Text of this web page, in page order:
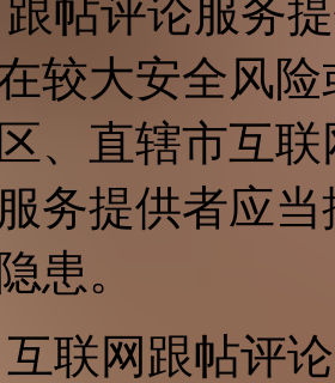
帖评论服务
较大安全风
、直辖市互
务提供者应
患。
联网跟帖评